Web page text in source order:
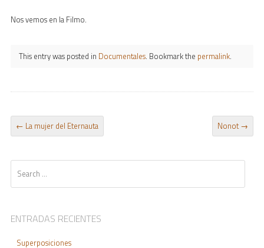
Nos vemos en la Filmo.
This entry was posted in Documentales. Bookmark the permalink.
POST NAVIGATION
← La mujer del Eternauta Nonot→
ENTRADAS RECIENTES
Superposiciones